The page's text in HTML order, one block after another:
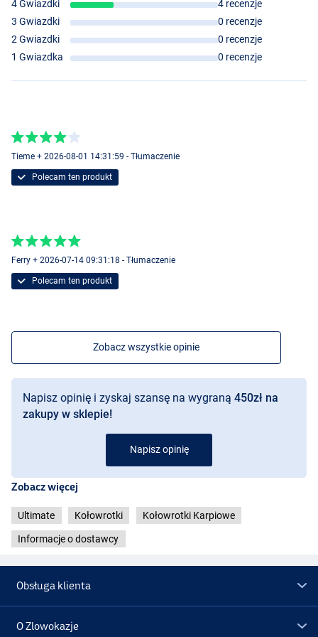
4 Gwiazdki
4 recenzje
3 Gwiazdki
0 recenzje
2 Gwiazdki
0 recenzje
1 Gwiazdka
0 recenzje
Tieme + 2026-08-01 14:31:59 - Tłumaczenie
Polecam ten produkt
Ferry + 2026-07-14 09:31:18 - Tłumaczenie
Polecam ten produkt
Zobacz wszystkie opinie
Napisz opinię i zyskaj szansę na wygraną 450zł na
zakupy w sklepie!
Napisz opinię
Zobacz więcej
Ultimate Kołowrotki Kołowrotki Karpiowe
Informacje o dostawcy
Obsługa klienta
O Zlowokazje